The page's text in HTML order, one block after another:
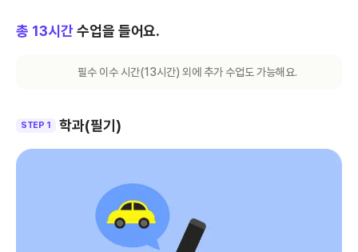
총 13시간 수업을 들어요.
필수 이수 시간(13시간) 외에 추가 수업도 가능해요.
STEP 1 학과(필기)